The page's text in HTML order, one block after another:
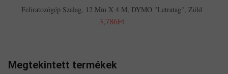
Feliratozógép Szalag, 12 Mm X 4 M, DYMO "Letratag", Zöld
3,786Ft
Megtekintett termékek